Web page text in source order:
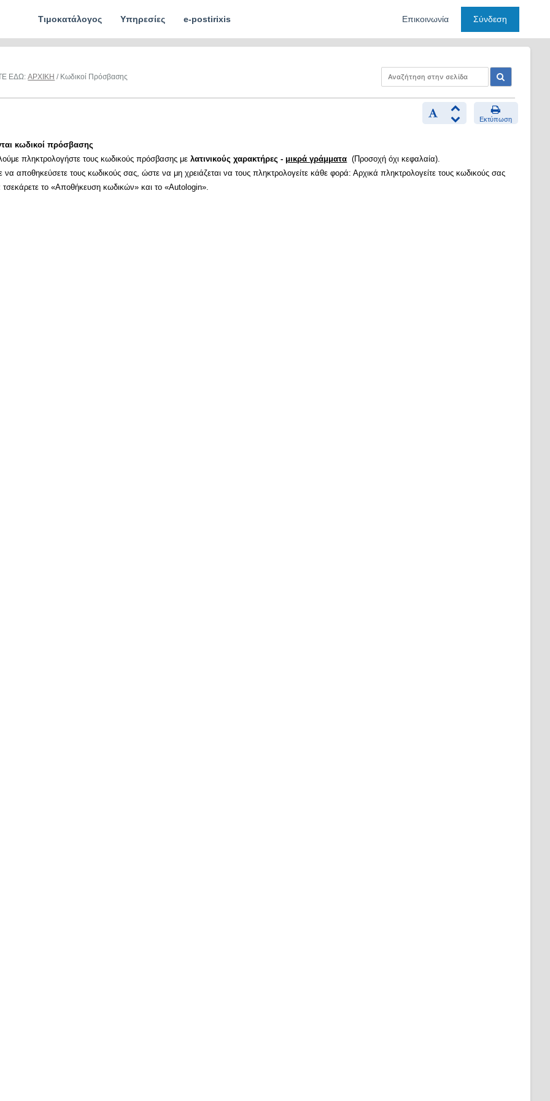
Τιμοκατάλογος Υπηρεσίες e-postirixis Επικοινωνία Σύνδεση
ΕΔΩ:ΑΡΧΙΚΗ / Κωδικοί Πρόσβασης
Εκτύπωση
κωδικοί πρόσβασης
πληκτρολογήστε τους κωδικούς πρόσβασης μελατινικούς χαρακτήρες - μικρά γράμματα (Προσοχή όχι κεφαλαία).
να αποθηκεύσετε τους κωδικούς σας, ώστε να μη χρειάζεται να τους πληκτρολογείτε κάθε φορά: Αρχικά πληκτρολογείτε τους κωδικούς σας
τσεκάρετε το «Αποθήκευση κωδικών» και το «Autologin».